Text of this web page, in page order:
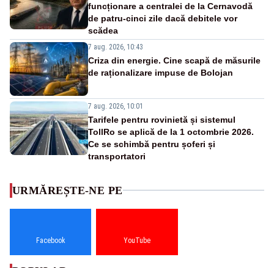
funcționare a centralei de la Cernavodă
de patru-cinci zile dacă debitele vor
scădea
7 aug. 2026, 10:43
Criza din energie. Cine scapă de măsurile
de raționalizare impuse de Bolojan
7 aug. 2026, 10:01
Tarifele pentru rovinietă și sistemul
TollRo se aplică de la 1 octombrie 2026.
Ce se schimbă pentru șoferi și
transportatori
URMĂREȘTE-NE PE
Facebook YouTube